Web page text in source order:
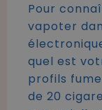
Pour
vapoter
quel est
profils
de 20